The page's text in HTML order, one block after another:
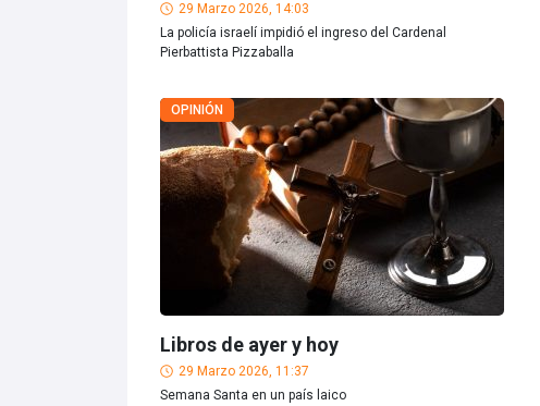
29 Marzo 2026, 14:03
La policía israelí impidió el ingreso del Cardenal
Pierbattista Pizzaballa
OPINIÓN
Libros de ayer y hoy
29 Marzo 2026, 11:37
Semana Santa en un país laico